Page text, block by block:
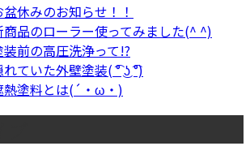
盆休みのお知らせ！！
商品のローラー使ってみました(^ ^)
装前の高圧洗浄って!?
れていた外壁塗装( ͡° ͜ʖ ͡°)
熱塗料とは(´・ω・)